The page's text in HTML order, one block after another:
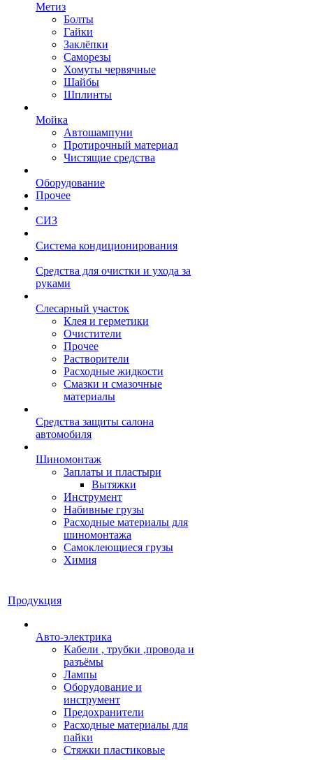
Метиз
Болты
Гайки
Заклёпки
Саморезы
Хомуты червячные
Шайбы
Шплинты
Мойка
Автошампуни
Протирочный материал
Чистящие средства
Оборудование
Прочее
СИЗ
Система кондиционирования
Средства для очистки и ухода за
руками
Слесарный участок
Клея и герметики
Очистители
Прочее
Растворители
Расходные жидкости
Смазки и смазочные
материалы
Средства защиты салона
автомобиля
Шиномонтаж
Заплаты и пластыри
Вытяжки
Инструмент
Набивные грузы
Расходные материалы для
шиномонтажа
Самоклеющиеся грузы
Химия
Продукция
Авто-электрика
Кабели , трубки ,провода и
разъёмы
Лампы
Оборудование и
инструмент
Предохранители
Расходные материалы для
пайки
Стяжки пластиковые